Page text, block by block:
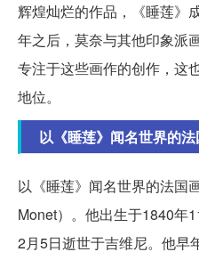
辉煌灿烂的作品，《睡莲》
年之后，莫奈与其他印象派
专注于这些画作的创作，这
地位。
以《睡莲》闻名世界的
以《睡莲》闻名世界的法国
Monet）。他出生于1840年
2月5日逝世于吉维尼。他早